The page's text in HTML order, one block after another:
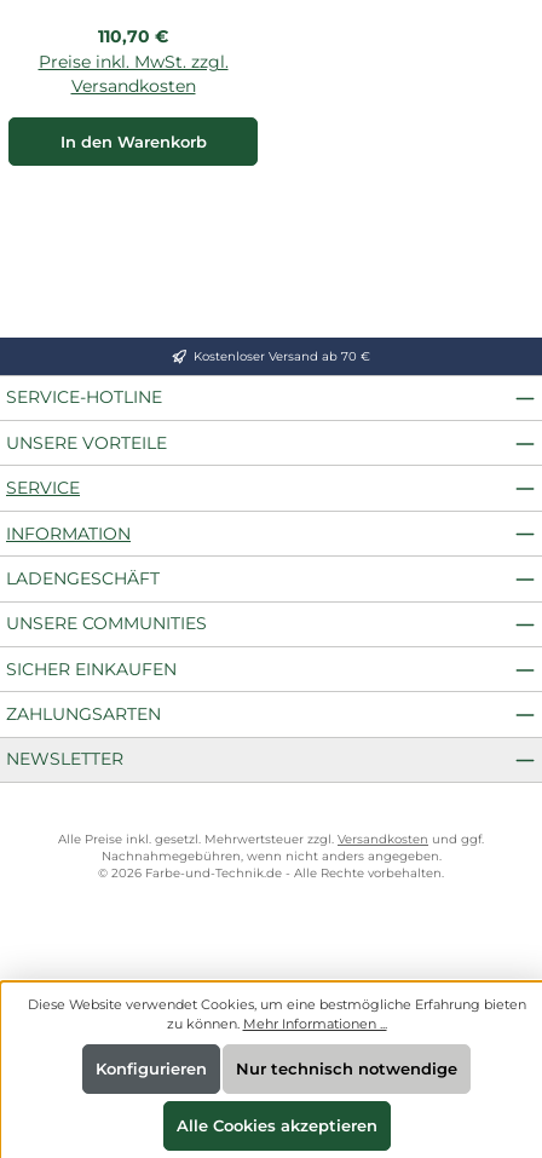
Regulärer Preis:
110,70 €
Preise inkl. MwSt. zzgl.
Versandkosten
In den Warenkorb
Kostenloser Versand ab 70 €
SERVICE-HOTLINE
UNSERE VORTEILE
SERVICE
INFORMATION
LADENGESCHÄFT
UNSERE COMMUNITIES
SICHER EINKAUFEN
ZAHLUNGSARTEN
NEWSLETTER
Alle Preise inkl. gesetzl. Mehrwertsteuer zzgl. Versandkosten und ggf.
Nachnahmegebühren, wenn nicht anders angegeben.
© 2026 Farbe-und-Technik.de - Alle Rechte vorbehalten.
Diese Website verwendet Cookies, um eine bestmögliche Erfahrung bieten
zu können. Mehr Informationen ...
Nur technisch notwendige
Konfigurieren
Alle Cookies akzeptieren